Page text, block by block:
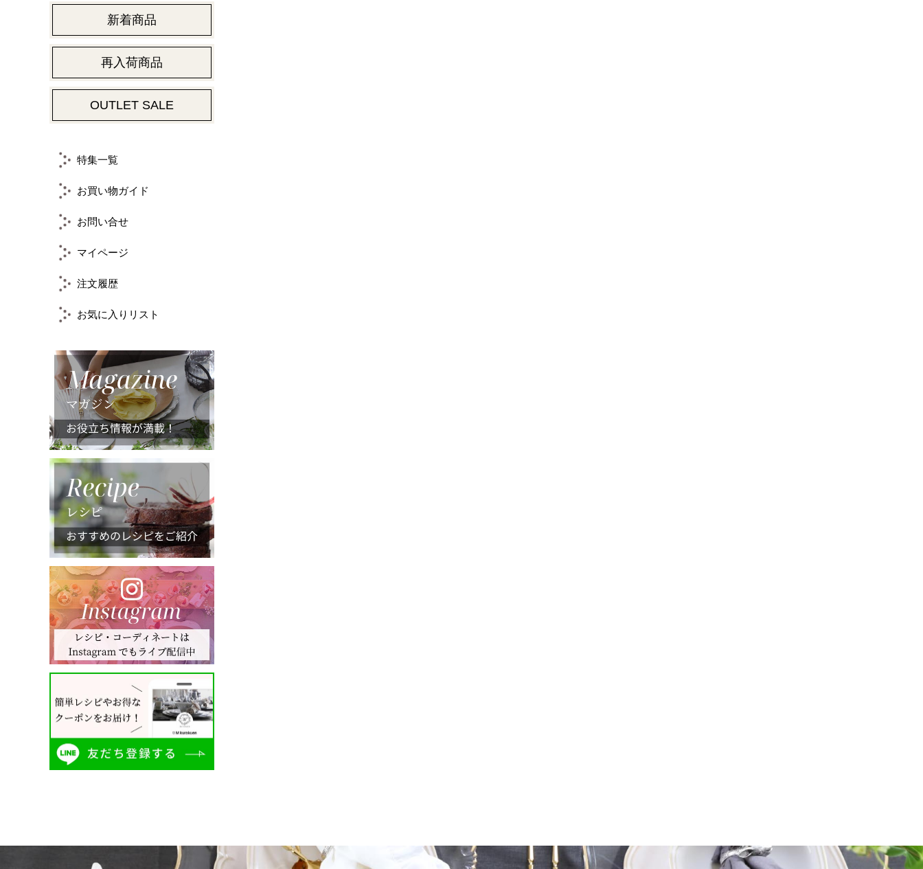
新着商品
再入荷商品
OUTLET SALE
特集一覧
お買い物ガイド
お問い合せ
マイページ
注文履歴
お気に入りリスト